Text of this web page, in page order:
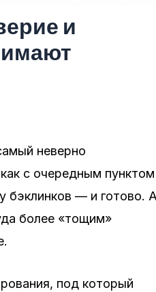
и
неверно
с очередным пунктом
бэклинков — и готово. А
более «тощим»
под который